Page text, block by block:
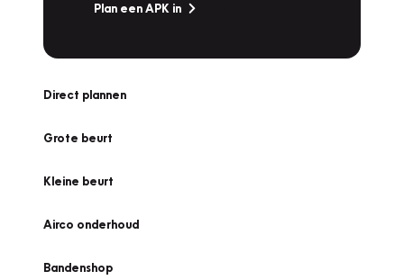
Plan een APK in
Direct plannen
Grote beurt
Kleine beurt
Airco onderhoud
Bandenshop